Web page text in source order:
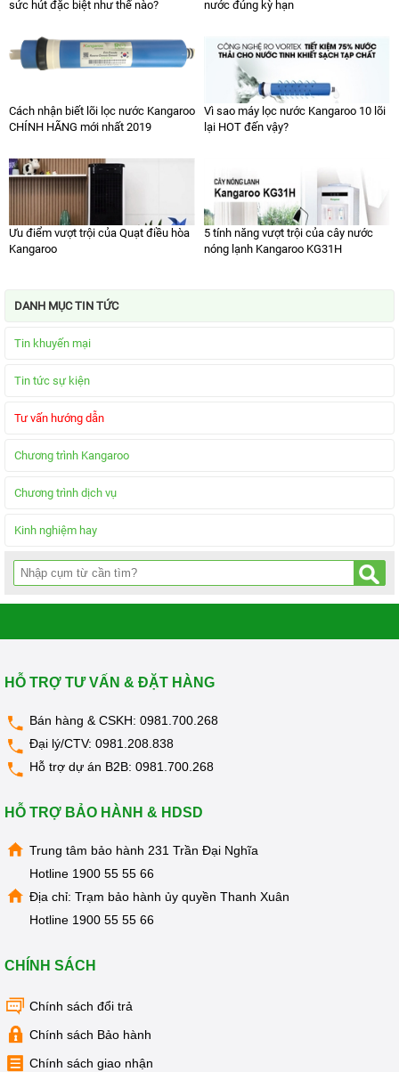
sức hút đặc biệt như thế nào?
nước đúng kỳ hạn
Cách nhận biết lõi lọc nước Kangaroo
CHÍNH HÃNG mới nhất 2019
Vì sao máy lọc nước Kangaroo 10 lõi
lại HOT đến vậy?
Ưu điểm vượt trội của Quạt điều hòa
Kangaroo
5 tính năng vượt trội của cây nước
nóng lạnh Kangaroo KG31H
DANH MỤC TIN TỨC
Tin khuyến mại
Tin tức sự kiện
Tư vấn hướng dẫn
Chương trình Kangaroo
Chương trình dịch vụ
Kinh nghiệm hay
HỖ TRỢ TƯ VẤN & ĐẶT HÀNG
Bán hàng & CSKH: 0981.700.268
Đại lý/CTV: 0981.208.838
Hỗ trợ dự án B2B: 0981.700.268
HỖ TRỢ BẢO HÀNH & HDSD
Trung tâm bảo hành 231 Trần Đại Nghĩa
Hotline 1900 55 55 66
Địa chỉ: Trạm bảo hành ủy quyền Thanh Xuân
Hotline 1900 55 55 66
CHÍNH SÁCH
Chính sách đổi trả
Chính sách Bảo hành
Chính sách giao nhận